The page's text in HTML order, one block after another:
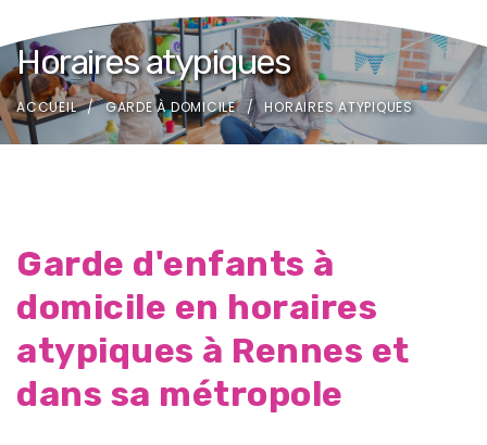
Horaires atypiques
ACCUEIL GARDE À DOMICILE HORAIRES ATYPIQUES
Garde d'enfants à
domicile en horaires
atypiques à Rennes et
dans sa métropole